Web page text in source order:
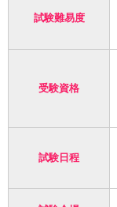
試験難易度
受験資格
試験日程